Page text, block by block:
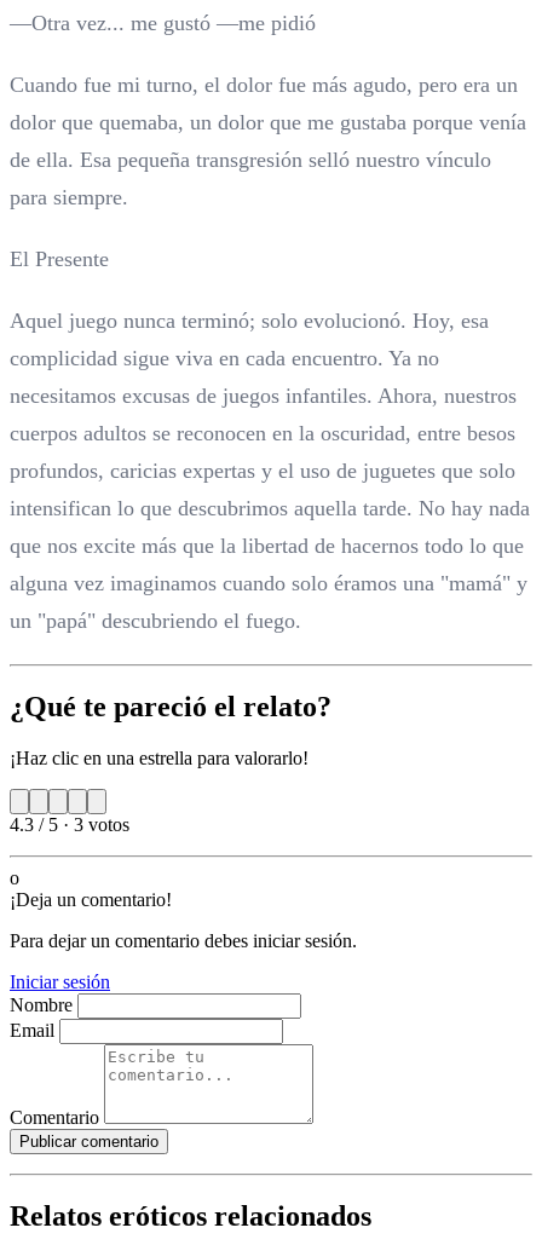
—Otra vez... me gustó —me pidió
Cuando fue mi turno, el dolor fue más agudo, pero era un
dolor que quemaba, un dolor que me gustaba porque venía
de ella. Esa pequeña transgresión selló nuestro vínculo
para siempre.
El Presente
Aquel juego nunca terminó; solo evolucionó. Hoy, esa
complicidad sigue viva en cada encuentro. Ya no
necesitamos excusas de juegos infantiles. Ahora, nuestros
cuerpos adultos se reconocen en la oscuridad, entre besos
profundos, caricias expertas y el uso de juguetes que solo
intensifican lo que descubrimos aquella tarde. No hay nada
que nos excite más que la libertad de hacernos todo lo que
alguna vez imaginamos cuando solo éramos una "mamá" y
un "papá" descubriendo el fuego.
¿Qué te pareció el relato?
¡Haz clic en una estrella para valorarlo!
4.3 / 5 · 3 votos
o
¡Deja un comentario!
Para dejar un comentario debes iniciar sesión.
Iniciar sesión
Nombre
Email
Comentario
Publicar comentario
Relatos eróticos relacionados